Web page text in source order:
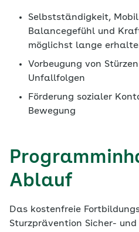
Selbstständigkeit,
Balancegefühl und
möglichst lange
Vorbeugung von
Unfallfolgen
Förderung sozialer
Bewegung
Ablauf
Das kostenfreie
Sturzprävention Sicher-